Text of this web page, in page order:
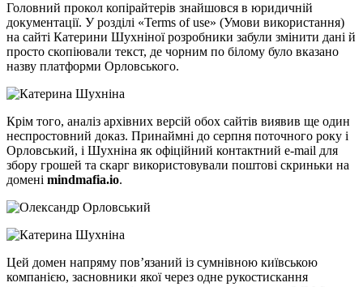
Головний прокол копірайтерів знайшовся в юридичній
документації. У розділі «Terms of use» (Умови використання)
на сайті Катерини Шухніної розробники забули змінити дані й
просто скопіювали текст, де чорним по білому було вказано
назву платформи Орловського.
Крім того, аналіз архівних версій обох сайтів виявив ще один
неспростовний доказ. Принаймні до серпня поточного року і
Орловський, і Шухніна як офіційний контактний e-mail для
збору грошей та скарг використовували поштові скриньки на
домені mindmafia.io.
Цей домен напряму пов’язаний із сумнівною київською
компанією, засновники якої через одне рукостискання